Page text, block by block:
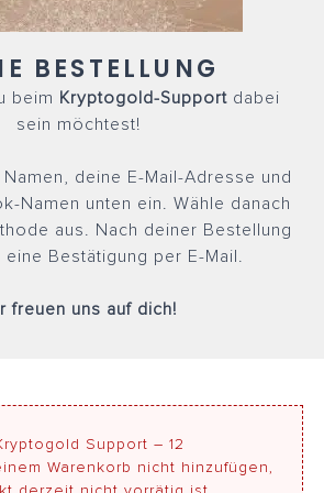
BESTELLUNG
beim Kryptogold-Support dabei
sein möchtest!
deine E-Mail-Adresse und
Namen unten ein. Wähle danach
aus. Nach deiner Bestellung
eine Bestätigung per E-Mail.
freuen uns auf dich!
Support – 12
Warenkorb nicht hinzufügen,